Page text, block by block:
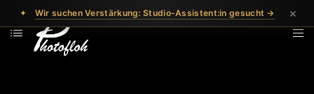
✦ Wir suchen Verstärkung: Studio-Assistent:in gesucht → ×